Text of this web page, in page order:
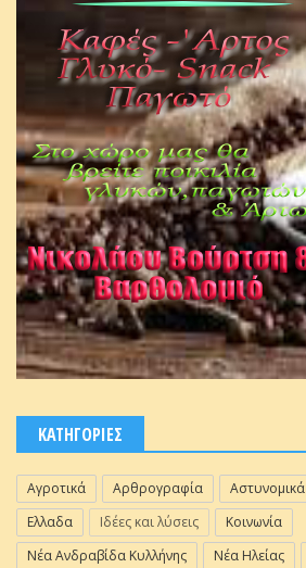
ΚΑΤΗΓΟΡΙΕΣ
Αγροτικά Αρθρογραφία Αστυνομικά
Ελλαδα
Ιδέες και λύσεις
Κοινωνία
Νέα Ανδραβίδα Κυλλήνης
Νέα Ηλείας